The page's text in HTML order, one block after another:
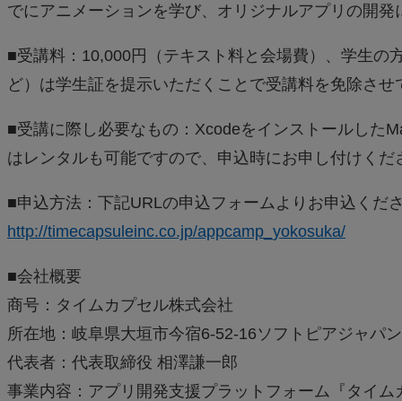
でにアニメーションを学び、オリジナルアプリの開
■受講料：10,000円（テキスト料と会場費）、学生の
ど）は学生証を提示いただくことで受講料を免除させ
■受講に際し必要なもの：Xcodeをインストールした
はレンタルも可能ですので、申込時にお申し付けくだ
■申込方法：下記URLの申込フォームよりお申込くだ
http://timecapsuleinc.co.jp/appcamp_yokosuka/
■会社概要
商号：タイムカプセル株式会社
所在地：岐阜県大垣市今宿6-52-16ソフトピアジャパ
代表者：代表取締役 相澤謙一郎
事業内容：アプリ開発支援プラットフォーム『タイ